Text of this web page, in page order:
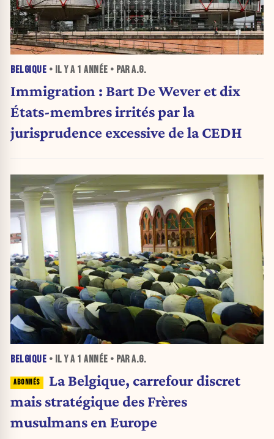
BELGIQUE • IL Y A 1 ANNÉE • PAR A.G.
Immigration : Bart De Wever et dix
États-membres irrités par la
jurisprudence excessive de la CEDH
BELGIQUE • IL Y A 1 ANNÉE • PAR A.G.
La Belgique, carrefour discret
mais stratégique des Frères
musulmans en Europe